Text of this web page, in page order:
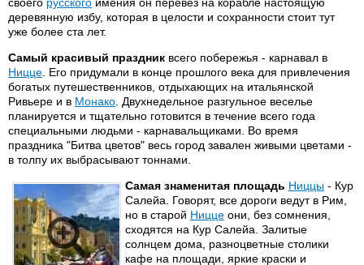
своего русского имения он перевез на корабле настоящую
деревянную избу, которая в целости и сохранности стоит тут
уже более ста лет.
Самый красивый праздник всего побережья - карнавал в
Ницце. Его придумали в конце прошлого века для привлечения
богатых путешественников, отдыхающих на итальянской
Ривьере и в Монако. Двухнедельное разгульное веселье
планируется и тщательно готовится в течение всего года
специальными людьми - карнавальщиками. Во время
праздника "Битва цветов" весь город завален живыми цветами -
в толпу их выбрасывают тоннами.
Самая знаменитая площадь Ниццы - Кур
Салейа. Говорят, все дороги ведут в Рим,
но в старой Ницце они, без сомнения,
сходятся на Кур Салейа. Залитые
солнцем дома, разноцветные столики
кафе на площади, яркие краски и